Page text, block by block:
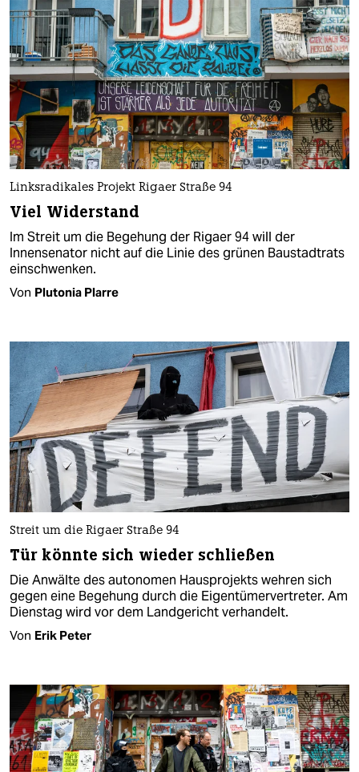
Linksradikales Projekt Rigaer Straße 94
Viel Widerstand
Im Streit um die Begehung der Rigaer 94 will der
Innensenator nicht auf die Linie des grünen Baustadtrats
einschwenken.
Von Plutonia Plarre
Streit um die Rigaer Straße 94
Tür könnte sich wieder schließen
Die Anwälte des autonomen Hausprojekts wehren sich
gegen eine Begehung durch die Eigentümervertreter. Am
Dienstag wird vor dem Landgericht verhandelt.
Von Erik Peter